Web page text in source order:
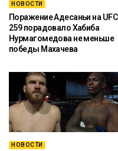
НОВОСТИ
Поражение Адесаньи на UFC
259 порадовало Хабиба
Нурмагомедова не меньше
победы Махачева
НОВОСТИ